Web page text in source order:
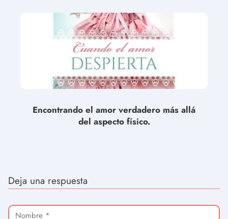
Encontrando el amor verdadero más allá
del aspecto físico.
Deja una respuesta